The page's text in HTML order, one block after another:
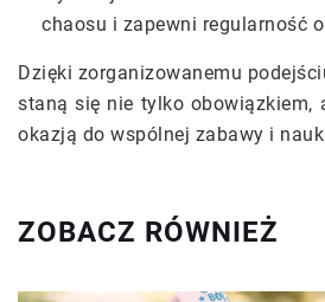
chaosu i zapewni regularność
Dzięki zorganizowanemu
staną się nie tylko obowiązkiem,
okazją do wspólnej zabawy i
ZOBACZ RÓWNIEŻ